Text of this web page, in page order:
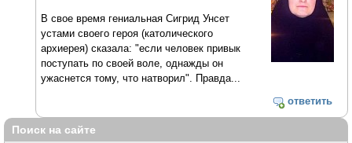
В свое время гениальная Сигрид Унсет
устами своего героя (католического
архиерея) сказала: "если человек привык
поступать по своей воле, однажды он
ужаснется тому, что натворил". Правда...
ответить
Поиск на сайте